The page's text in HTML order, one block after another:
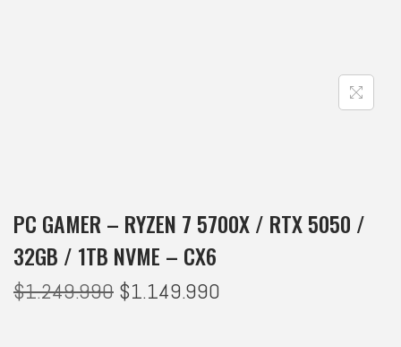
PC GAMER – RYZEN 7 5700X / RTX 5050 /
32GB / 1TB NVME – CX6
$1.249.990 $1.149.990